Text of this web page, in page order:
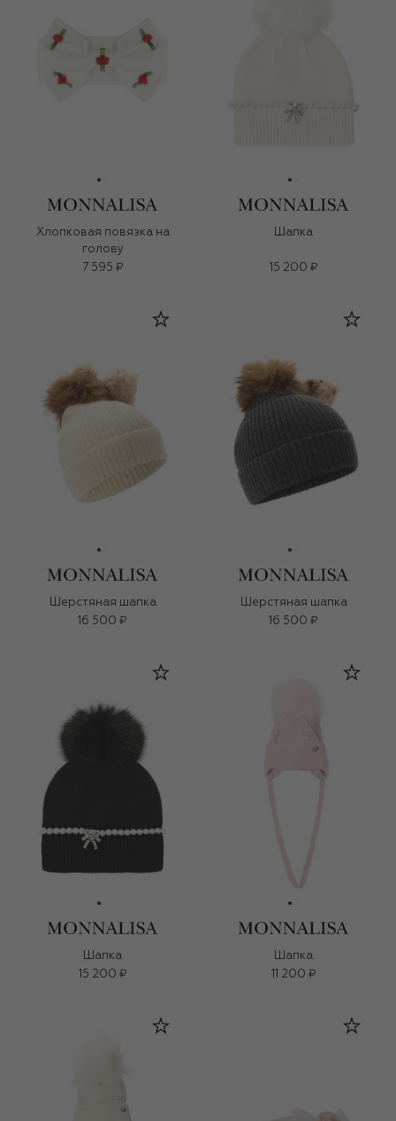
Хлопковая повязка на
голову
7 595 ₽
Шапка
15 200 ₽
Шерстяная шапка
16 500 ₽
Шерстяная шапка
16 500 ₽
Шапка
15 200 ₽
Шапка
11 200 ₽